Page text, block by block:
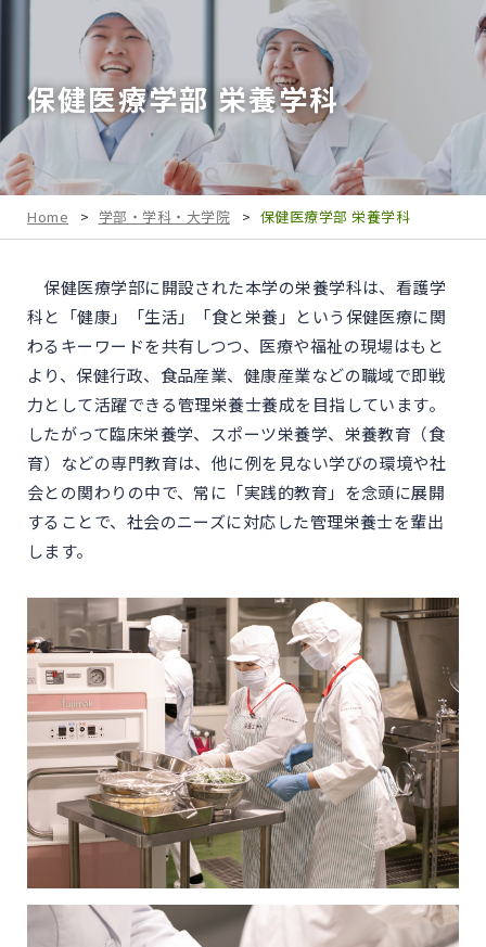
保健医療学部 栄養学科
Home > 学部・学科・大学院 > 保健医療学部 栄養学科
保健医療学部に開設された本学の栄養学科は、看護学
科と「健康」「生活」「食と栄養」という保健医療に関
わるキーワードを共有しつつ、医療や福祉の現場はもと
より、保健行政、食品産業、健康産業などの職域で即戦
力として活躍できる管理栄養士養成を目指しています。
したがって臨床栄養学、スポーツ栄養学、栄養教育（食
育）などの専門教育は、他に例を見ない学びの環境や社
会との関わりの中で、常に「実践的教育」を念頭に展開
することで、社会のニーズに対応した管理栄養士を輩出
します。